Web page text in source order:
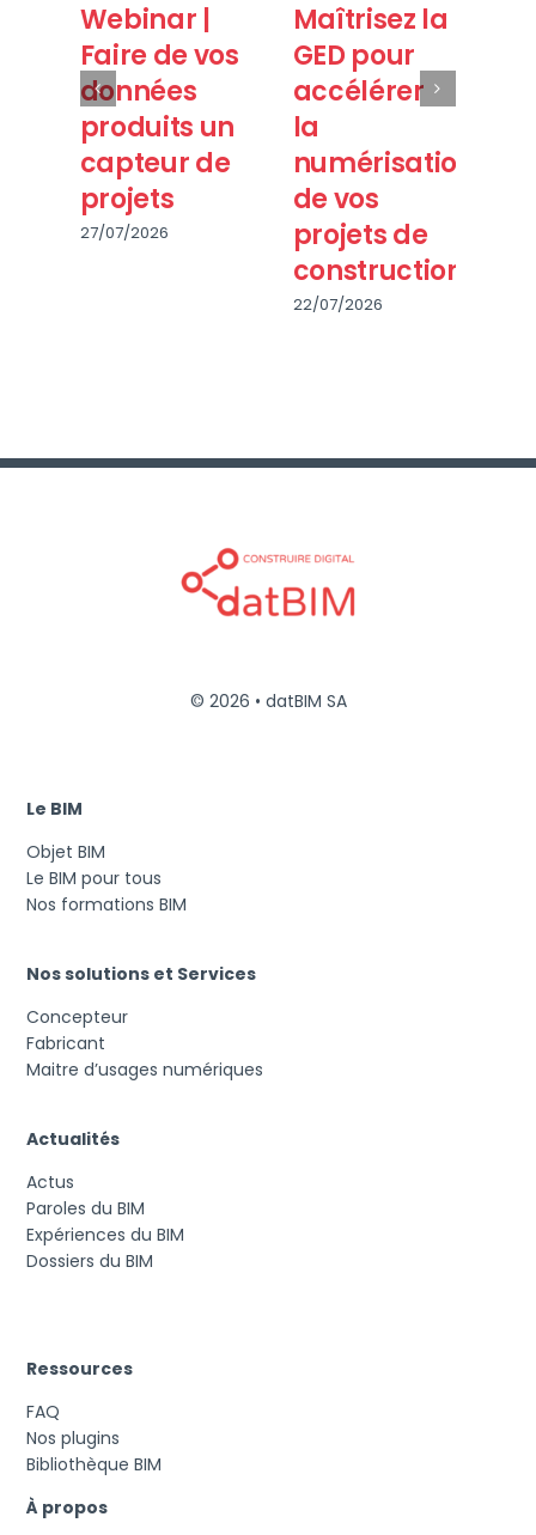
Webinar |
Faire de vos
données
produits un
capteur de
projets
27/07/2026
Maîtrisez la
GED pour
accélérer
la
numérisation
de vos
projets de
construction
22/07/2026
© 2026 • datBIM SA
Le BIM
Objet BIM
Le BIM pour tous
Nos formations BIM
Nos solutions et Services
Concepteur
Fabricant
Maitre d’usages numériques
Actualités
Actus
Paroles du BIM
Expériences du BIM
Dossiers du BIM
Ressources
FAQ
Nos plugins
Bibliothèque BIM
À propos